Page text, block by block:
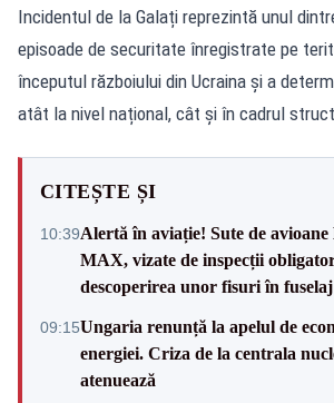
Incidentul de la Galați reprezintă unul
episoade de securitate înregistrate pe
începutul războiului din Ucraina și a
atât la nivel național, cât și în cadrul
CITEȘTE ȘI
10:39Alertă în aviație! Sute de avioane
MAX, vizate de inspecții
descoperirea unor fisuri în fuselaj
09:15Ungaria renunță la apelul de
energiei. Criza de la centrala
atenuează